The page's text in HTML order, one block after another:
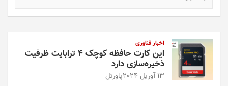
اخبار فناوری
این کارت حافظه کوچک ۴ ترابایت ظرفیت
ذخیره‌سازی دارد
13 آوریل 2024 پاورتل